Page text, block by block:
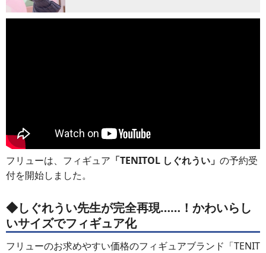
フリューは、フィギュア 「TENITOL しぐれうい」 の予約受
付を開始しました。
◆しぐれうい先生が完全再現……！かわいらし
いサイズでフィギュア化
フリューのお求めやすい価格のフィギュアブランド「TENIT